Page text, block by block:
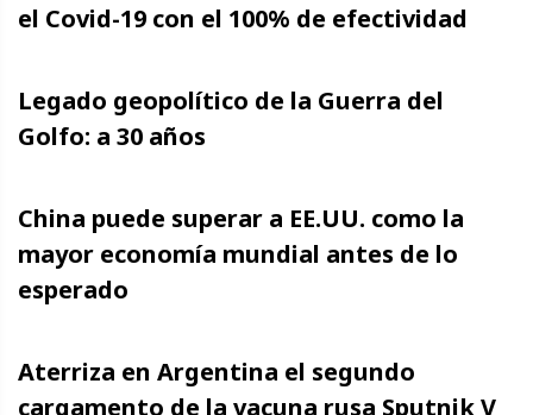
el Covid-19 con el 100% de efectividad
Legado geopolítico de la Guerra del
Golfo: a 30 años
China puede superar a EE.UU. como la
mayor economía mundial antes de lo
esperado
Aterriza en Argentina el segundo
cargamento de la vacuna rusa Sputnik V